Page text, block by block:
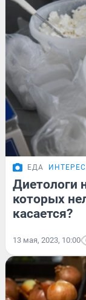
ЕДА
Диетологи
которых
касается?
13 мая, 2023, 10:00